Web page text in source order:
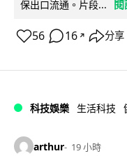
保出口流通。片段...
56 16 ↗ 分享
科技娛樂 生活科技
arthur 19 小時